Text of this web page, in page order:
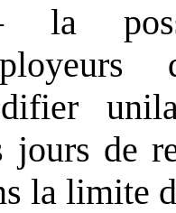
la
jours de
la limite